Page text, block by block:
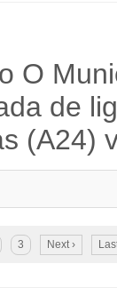
O
de
(A24)
3 Next ›